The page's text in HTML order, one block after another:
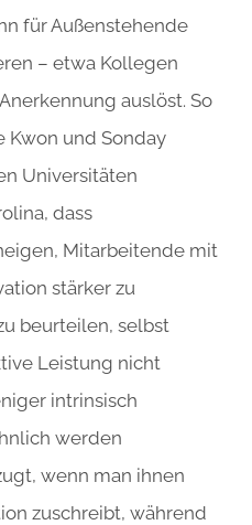
für Außenstehende
– etwa Kollegen
auslöst. So
Kwon und Sonday
Universitäten
dass
Mitarbeitende mit
stärker zu
beurteilen, selbst
Leistung nicht
intrinsisch
werden
wenn man ihnen
zuschreibt, während